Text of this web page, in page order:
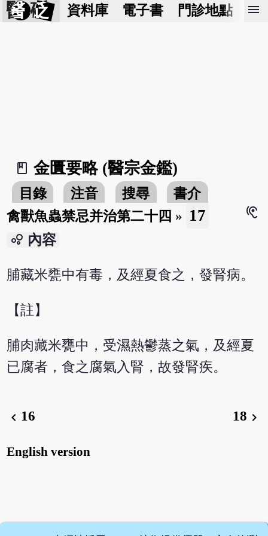
醫 砭 資料庫 電子書 門診地點 預
menu
book_2
金匱要略 (醫宗金鑑)
目錄 注音 搜尋
書介
禽獸魚蟲禁忌并治第二十四 » 17
hearing
bubble_chart 內容
脯藏米甕中有毒，及經夏食之，發腎病。
【註】
脯肉藏米甕中，受濕熱鬱蒸之氣，及經夏
已腐者，食之腐氣入腎，故發腎疾。
chevron_left 16 18 chevron_right
English version